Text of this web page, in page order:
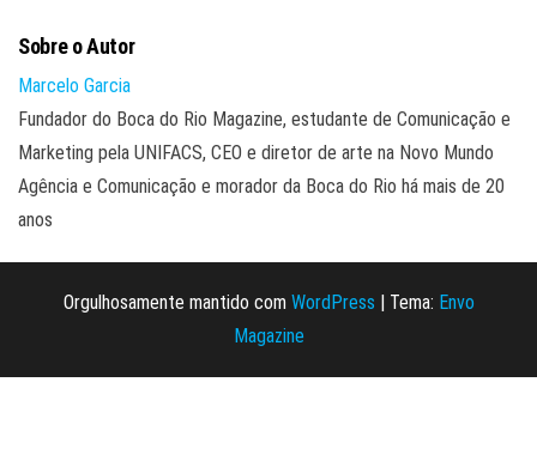
Sobre o Autor
Marcelo Garcia
Fundador do Boca do Rio Magazine, estudante de Comunicação e
Marketing pela UNIFACS, CEO e diretor de arte na Novo Mundo
Agência e Comunicação e morador da Boca do Rio há mais de 20
anos
Orgulhosamente mantido com WordPress | Tema: Envo
Magazine